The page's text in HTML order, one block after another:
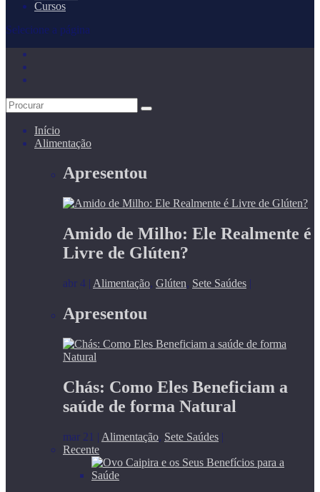
Cursos
Selecione a página
Início
Alimentação
Apresentou
Amido de Milho: Ele Realmente é
Livre de Glúten?
abr 4 | Alimentação, Glúten, Sete Saúdes |
Apresentou
Chás: Como Eles Beneficiam a
saúde de forma Natural
mar 21 | Alimentação, Sete Saúdes |
Recente